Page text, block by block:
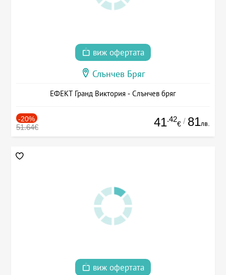
виж офертата
Слънчев Бряг
ЕФЕКТ Гранд Виктория - Слънчев бряг
-20%
51.64€ 41.42
€ / 81лв.
виж офертата